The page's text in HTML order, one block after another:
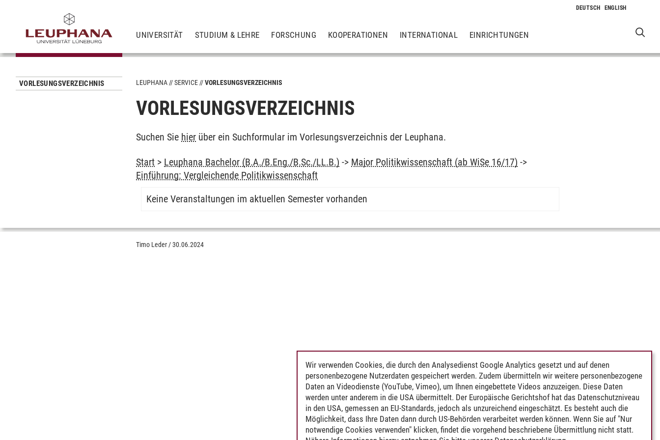
UNIVERSITÄT STUDIUM & LEHRE FORSCHUNG KOOPERATIONEN INTERNATIONAL EINRICHTUNGEN
VORLESUNGSVERZEICHNIS LEUPHANA SERVICE VORLESUNGSVERZEICHNIS
VORLESUNGSVERZEICHNIS
Suchen Sie hier über ein Suchformular im Vorlesungsverzeichnis der Leuphana.
Start > Leuphana Bachelor (B.A./B.Eng./B.Sc./LL.B.) -> Major Politikwissenschaft (ab WiSe 16/17) ->
Einführung: Vergleichende Politikwissenschaft
Keine Veranstaltungen im aktuellen Semester vorhanden
Timo Leder /30.06.2024
Wir verwenden Cookies, die durch den Analysedienst Google Analytics gesetzt und auf denen
personenbezogene Nutzerdaten gespeichert werden. Zudem übermitteln wir weitere personenbezogene
Daten an Videodienste (YouTube, Vimeo), um Ihnen eingebettete Videos anzuzeigen. Diese Daten
werden unter anderem in die USA übermittelt. Der Europäische Gerichtshof hat das Datenschutzniveau
in den USA, gemessen an EU-Standards, jedoch als unzureichend eingeschätzt. Es besteht auch die
Möglichkeit, dass Ihre Daten dann durch US-Behörden verarbeitet werden können. Wenn Sie auf "Nur
notwendige Cookies verwenden" klicken, findet die vorgehend beschriebene Übermittlung nicht statt.